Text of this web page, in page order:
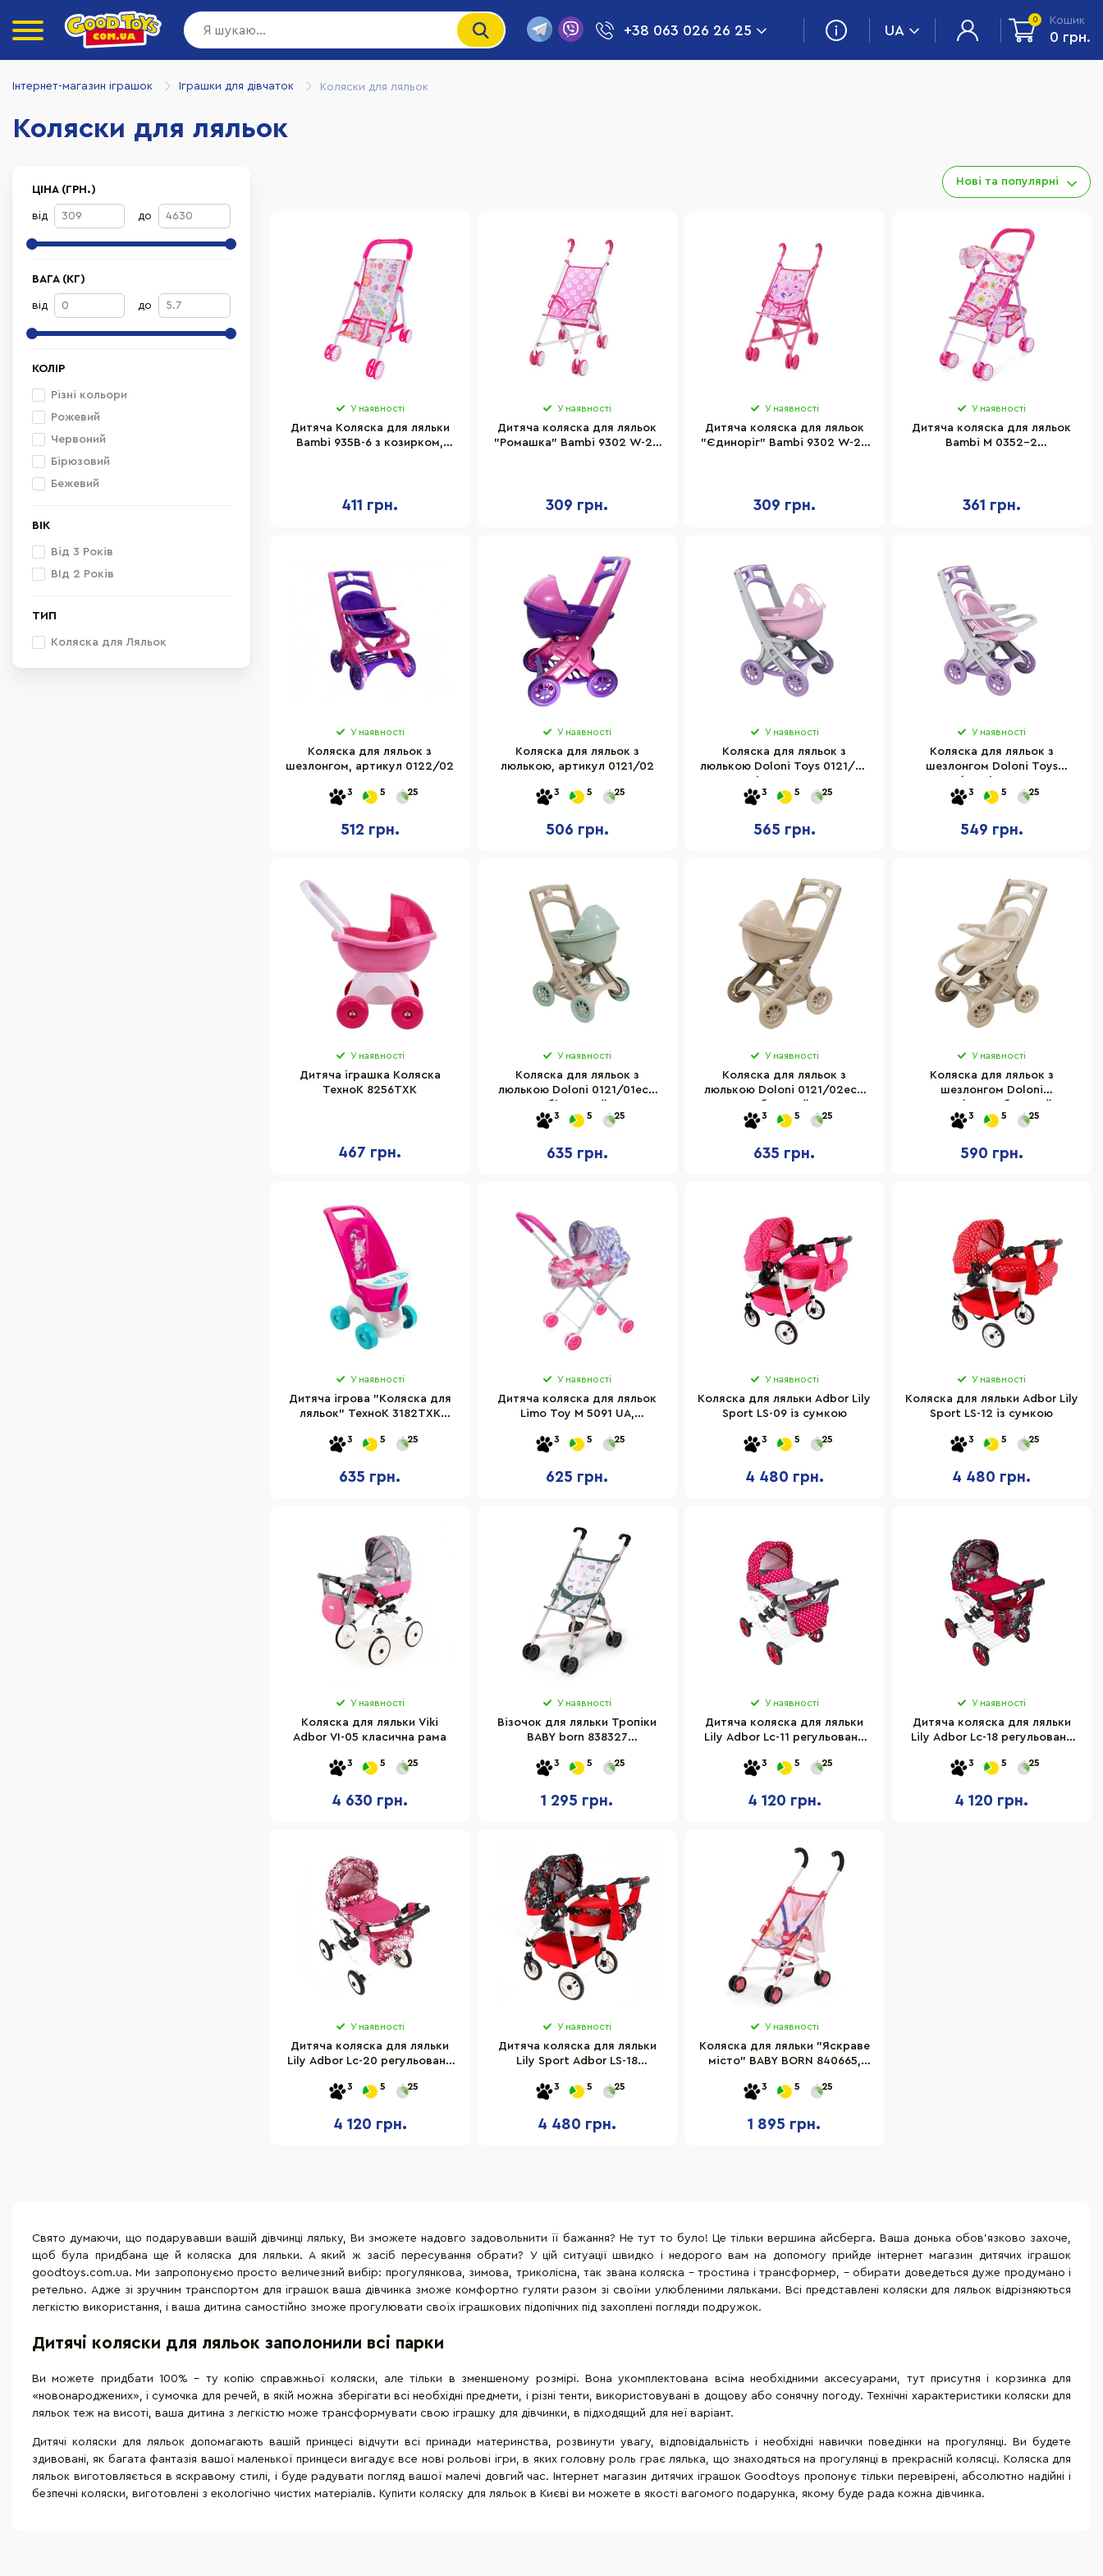
+38 063 026 26 25 UA
0 Кошик
0 грн.
Інтернет-магазин іграшок Іграшки для дівчаток Коляски для ляльок
Коляски для ляльок
ЦІНА (ГРН.)
від до
ВАГА (КГ)
від до
КОЛІР
Різні кольори
Рожевий
Червоний
Бірюзовий
Бежевий
ВІК
Від 3 Років
ВІд 2 Років
ТИП
Коляска для Ляльок
Нові та популярні
У наявності
Дитяча Коляска для ляльки
Bambi 935B-6 з козирком,
411 грн.
У наявності
Дитяча коляска для ляльок
"Ромашка" Bambi 9302 W-24
309 грн.
У наявності
Дитяча коляска для ляльок
"Єдиноріг" Bambi 9302 W-26
309 грн.
У наявності
Дитяча коляска для ляльок
Bambi M 0352-2
361 грн.
У наявності
Коляска для ляльок з
шезлонгом, артикул 0122/02
3 5 25
512 грн.
У наявності
Коляска для ляльок з
люлькою, артикул 0121/02
3 5 25
506 грн.
У наявності
Коляска для ляльок з
люлькою Doloni Toys 0121/04
3 5 25
565 грн.
У наявності
Коляска для ляльок з
шезлонгом Doloni Toys
3 5 25
549 грн.
У наявності
Дитяча іграшка Коляска
ТехноК 8256TXK
467 грн.
У наявності
Коляска для ляльок з
люлькою Doloni 0121/01eco
3 5 25
635 грн.
У наявності
Коляска для ляльок з
люлькою Doloni 0121/02eco
3 5 25
635 грн.
У наявності
Коляска для ляльок з
шезлонгом Doloni
3 5 25
590 грн.
У наявності
Дитяча ігрова "Коляска для
ляльок" ТехноК 3182TXK
3 5 25
635 грн.
У наявності
Дитяча коляска для ляльок
Limo Toy M 5091 UA,
3 5 25
625 грн.
У наявності
Коляска для ляльки Adbor Lily
Sport LS-09 із сумкою
3 5 25
4 480 грн.
У наявності
Коляска для ляльки Adbor Lily
Sport LS-12 із сумкою
3 5 25
4 480 грн.
У наявності
Коляска для ляльки Viki
Adbor VI-05 класична рама
3 5 25
4 630 грн.
У наявності
Візочок для ляльки Тропіки
BABY born 838327
3 5 25
1 295 грн.
У наявності
Дитяча коляска для ляльки
Lily Adbor Lc-11 регульована
3 5 25
4 120 грн.
У наявності
Дитяча коляска для ляльки
Lily Adbor Lc-18 регульована
3 5 25
4 120 грн.
У наявності
Дитяча коляска для ляльки
Lily Adbor Lc-20 регульована
3 5 25
4 120 грн.
У наявності
Дитяча коляска для ляльки
Lily Sport Adbor LS-18
3 5 25
4 480 грн.
У наявності
Коляска для ляльки "Яскраве
місто" BABY BORN 840665,
3 5 25
1 895 грн.
Свято думаючи, що подарувавши вашій дівчинці ляльку, Ви зможете надовго задовольнити її бажання? Не тут то було! Це тільки вершина айсберга. Ваша донька обов'язково захоче,
щоб була придбана ще й коляска для ляльки. А який ж засіб пересування обрати? У цій ситуації швидко і недорого вам на допомогу прийде інтернет магазин дитячих іграшок
goodtoys.com.ua. Ми запропонуємо просто величезний вибір: прогулянкова, зимова, триколісна, так звана коляска - тростина і трансформер, - обирати доведеться дуже продумано і
ретельно. Адже зі зручним транспортом для іграшок ваша дівчинка зможе комфортно гуляти разом зі своїми улюбленими ляльками. Всі представлені коляски для ляльок відрізняються
легкістю використання, і ваша дитина самостійно зможе прогулювати своїх іграшкових підопічних під захоплені погляди подружок.
Дитячі коляски для ляльок заполонили всі парки
Ви можете придбати 100% - ту копію справжньої коляски, але тільки в зменшеному розмірі. Вона укомплектована всіма необхідними аксесуарами, тут присутня і корзинка для
«новонароджених», і сумочка для речей, в якій можна зберігати всі необхідні предмети, і різні тенти, використовувані в дощову або сонячну погоду. Технічні характеристики коляски для
ляльок теж на висоті, ваша дитина з легкістю може трансформувати свою іграшку для дівчинки, в підходящий для неї варіант.
Дитячі коляски для ляльок допомагають вашій принцесі відчути всі принади материнства, розвинути увагу, відповідальність і необхідні навички поведінки на прогулянці. Ви будете
здивовані, як багата фантазія вашої маленької принцеси вигадує все нові рольові ігри, в яких головну роль грає лялька, що знаходяться на прогулянці в прекрасній колясці. Коляска для
ляльок виготовляється в яскравому стилі, і буде радувати погляд вашої малечі довгий час. Інтернет магазин дитячих іграшок Goodtoys пропонує тільки перевірені, абсолютно надійні і
безпечні коляски, виготовлені з екологічно чистих матеріалів. Купити коляску для ляльок в Києві ви можете в якості вагомого подарунка, якому буде рада кожна дівчинка.